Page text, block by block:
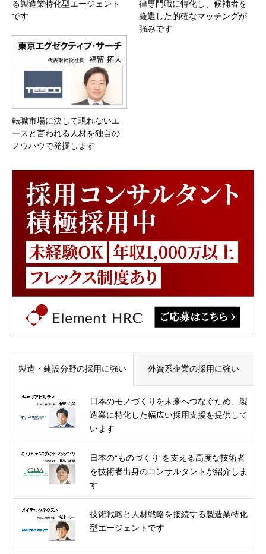
る製造業特化型エージェント
です
律専門職に特化し、候補者を
厳選した的確なマッチングが
強みです
転職市場に決して現れないエ
ースと言われる人材を独自の
ノウハウで発掘します
製造・建設分野の採用に強い 外資系企業の採用に強い
日本のモノづくりを未来へつなぐため、製
造業に特化した幅広い採用支援を提供して
います
日本の“ものづくり”を支える高度な技術者
を技術者出身のコンサルタントが紹介しま
す
技術戦略と人材戦略を接続する製造業特化
型エージェントです